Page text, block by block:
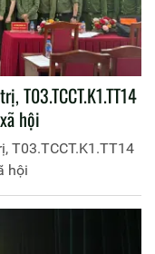
T03.TCCT.K1.TT14
hội
T03.TCCT.K1.TT14
hội